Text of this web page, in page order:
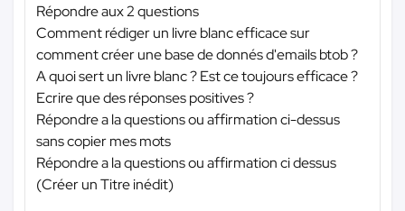
Répondre aux 2 questions
Comment rédiger un livre blanc efficace sur
comment créer une base de donnés d'emails btob ?
A quoi sert un livre blanc ? Est ce toujours efficace ?
Ecrire que des réponses positives ?
Répondre a la questions ou affirmation ci-dessus
sans copier mes mots
Répondre a la questions ou affirmation ci dessus
(Créer un Titre inédit)